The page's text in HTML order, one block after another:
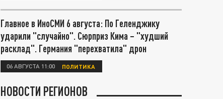
Главное в ИноСМИ 6 августа: По Геленджику
ударили "случайно". Сюрприз Кима – "худший
расклад". Германия "перехватила" дрон
06 АВГУСТА 11:00 ПОЛИТИКА
НОВОСТИ РЕГИОНОВ